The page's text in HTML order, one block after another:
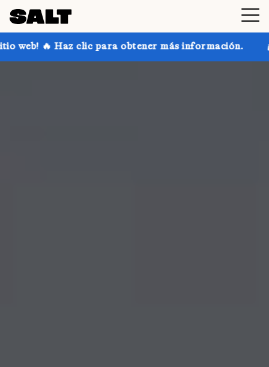
para obtener más información. ¡Consigue hasta